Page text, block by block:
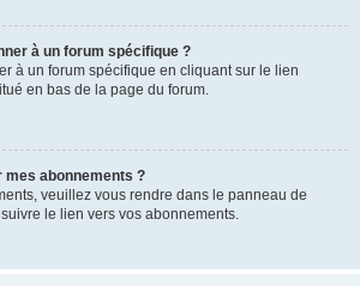
à un forum spécifique ?
à un forum spécifique en cliquant sur le lien
en bas de la page du forum.
abonnements ?
veuillez vous rendre dans le panneau de
le lien vers vos abonnements.